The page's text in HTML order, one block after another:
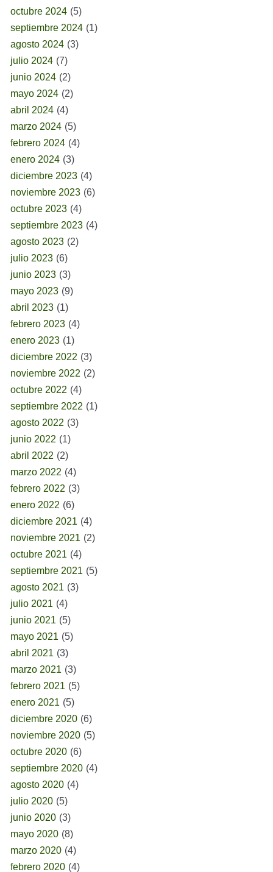
octubre 2024 (5)
septiembre 2024 (1)
agosto 2024 (3)
julio 2024 (7)
junio 2024 (2)
mayo 2024 (2)
abril 2024 (4)
marzo 2024 (5)
febrero 2024 (4)
enero 2024 (3)
diciembre 2023 (4)
noviembre 2023 (6)
octubre 2023 (4)
septiembre 2023 (4)
agosto 2023 (2)
julio 2023 (6)
junio 2023 (3)
mayo 2023 (9)
abril 2023 (1)
febrero 2023 (4)
enero 2023 (1)
diciembre 2022 (3)
noviembre 2022 (2)
octubre 2022 (4)
septiembre 2022 (1)
agosto 2022 (3)
junio 2022 (1)
abril 2022 (2)
marzo 2022 (4)
febrero 2022 (3)
enero 2022 (6)
diciembre 2021 (4)
noviembre 2021 (2)
octubre 2021 (4)
septiembre 2021 (5)
agosto 2021 (3)
julio 2021 (4)
junio 2021 (5)
mayo 2021 (5)
abril 2021 (3)
marzo 2021 (3)
febrero 2021 (5)
enero 2021 (5)
diciembre 2020 (6)
noviembre 2020 (5)
octubre 2020 (6)
septiembre 2020 (4)
agosto 2020 (4)
julio 2020 (5)
junio 2020 (3)
mayo 2020 (8)
marzo 2020 (4)
febrero 2020 (4)